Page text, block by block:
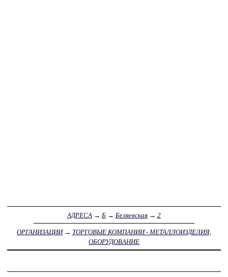
АДРЕСА → Б → Беляевская → 2
ОРГАНИЗАЦИИ→ ТОРГОВЫЕ КОМПАНИИ - МЕТАЛЛОИЗДЕЛИЯ,
ОБОРУДОВАНИЕ